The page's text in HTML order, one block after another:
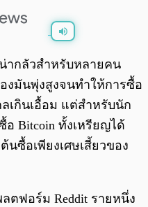
ากลัวสำหรับหลายคน
งมันพุ่งสูงจนทำให้การซื้อ
ลเกินเอื้อม แต่สำหรับนัก
Bitcoin ทั้งเหรียญได้
นซื้อเพียงเศษเสี้ยวของ
ตฟอร์ม Reddit รายหนึ่ง